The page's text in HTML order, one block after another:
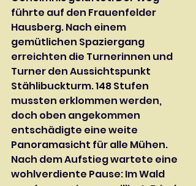
führte auf den Frauenfelder
Hausberg. Nach einem
gemütlichen Spaziergang
erreichten die Turnerinnen und
Turner den Aussichtspunkt
Stählibuckturm. 148 Stufen
mussten erklommen werden,
doch oben angekommen
entschädigte eine weite
Panoramasicht für alle Mühen.
Nach dem Aufstieg wartete eine
wohlverdiente Pause: Im Wald